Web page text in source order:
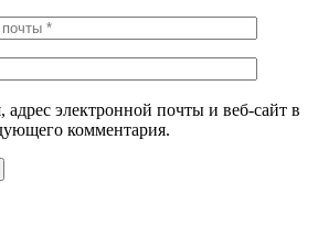
электронной почты и веб-сайт в
комментария.